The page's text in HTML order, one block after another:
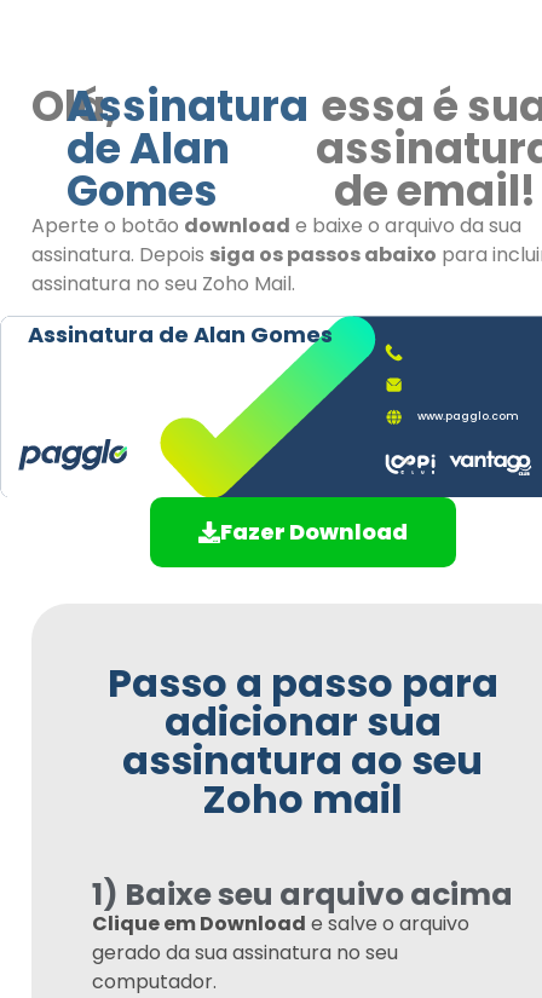
Olá,
Assinatura
de Alan
Gomes
essa é
de email!
Aperte o botão download e baixe o arquivo da sua
assinatura. Depois siga os passos abaixo para
assinatura no seu Zoho Mail.
www.pagglo.com
Assinatura de Alan Gomes
Fazer Download
Passo a passo para
adicionar sua
assinatura ao seu
Zoho mail
1) Baixe seu arquivo acima
Clique em Download e salve o arquivo
gerado da sua assinatura no seu
computador.